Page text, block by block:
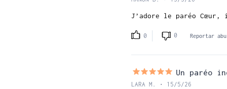
J’adore le paréo
0 0 Reportar
Un paréo
LARA M. • 15/5/26